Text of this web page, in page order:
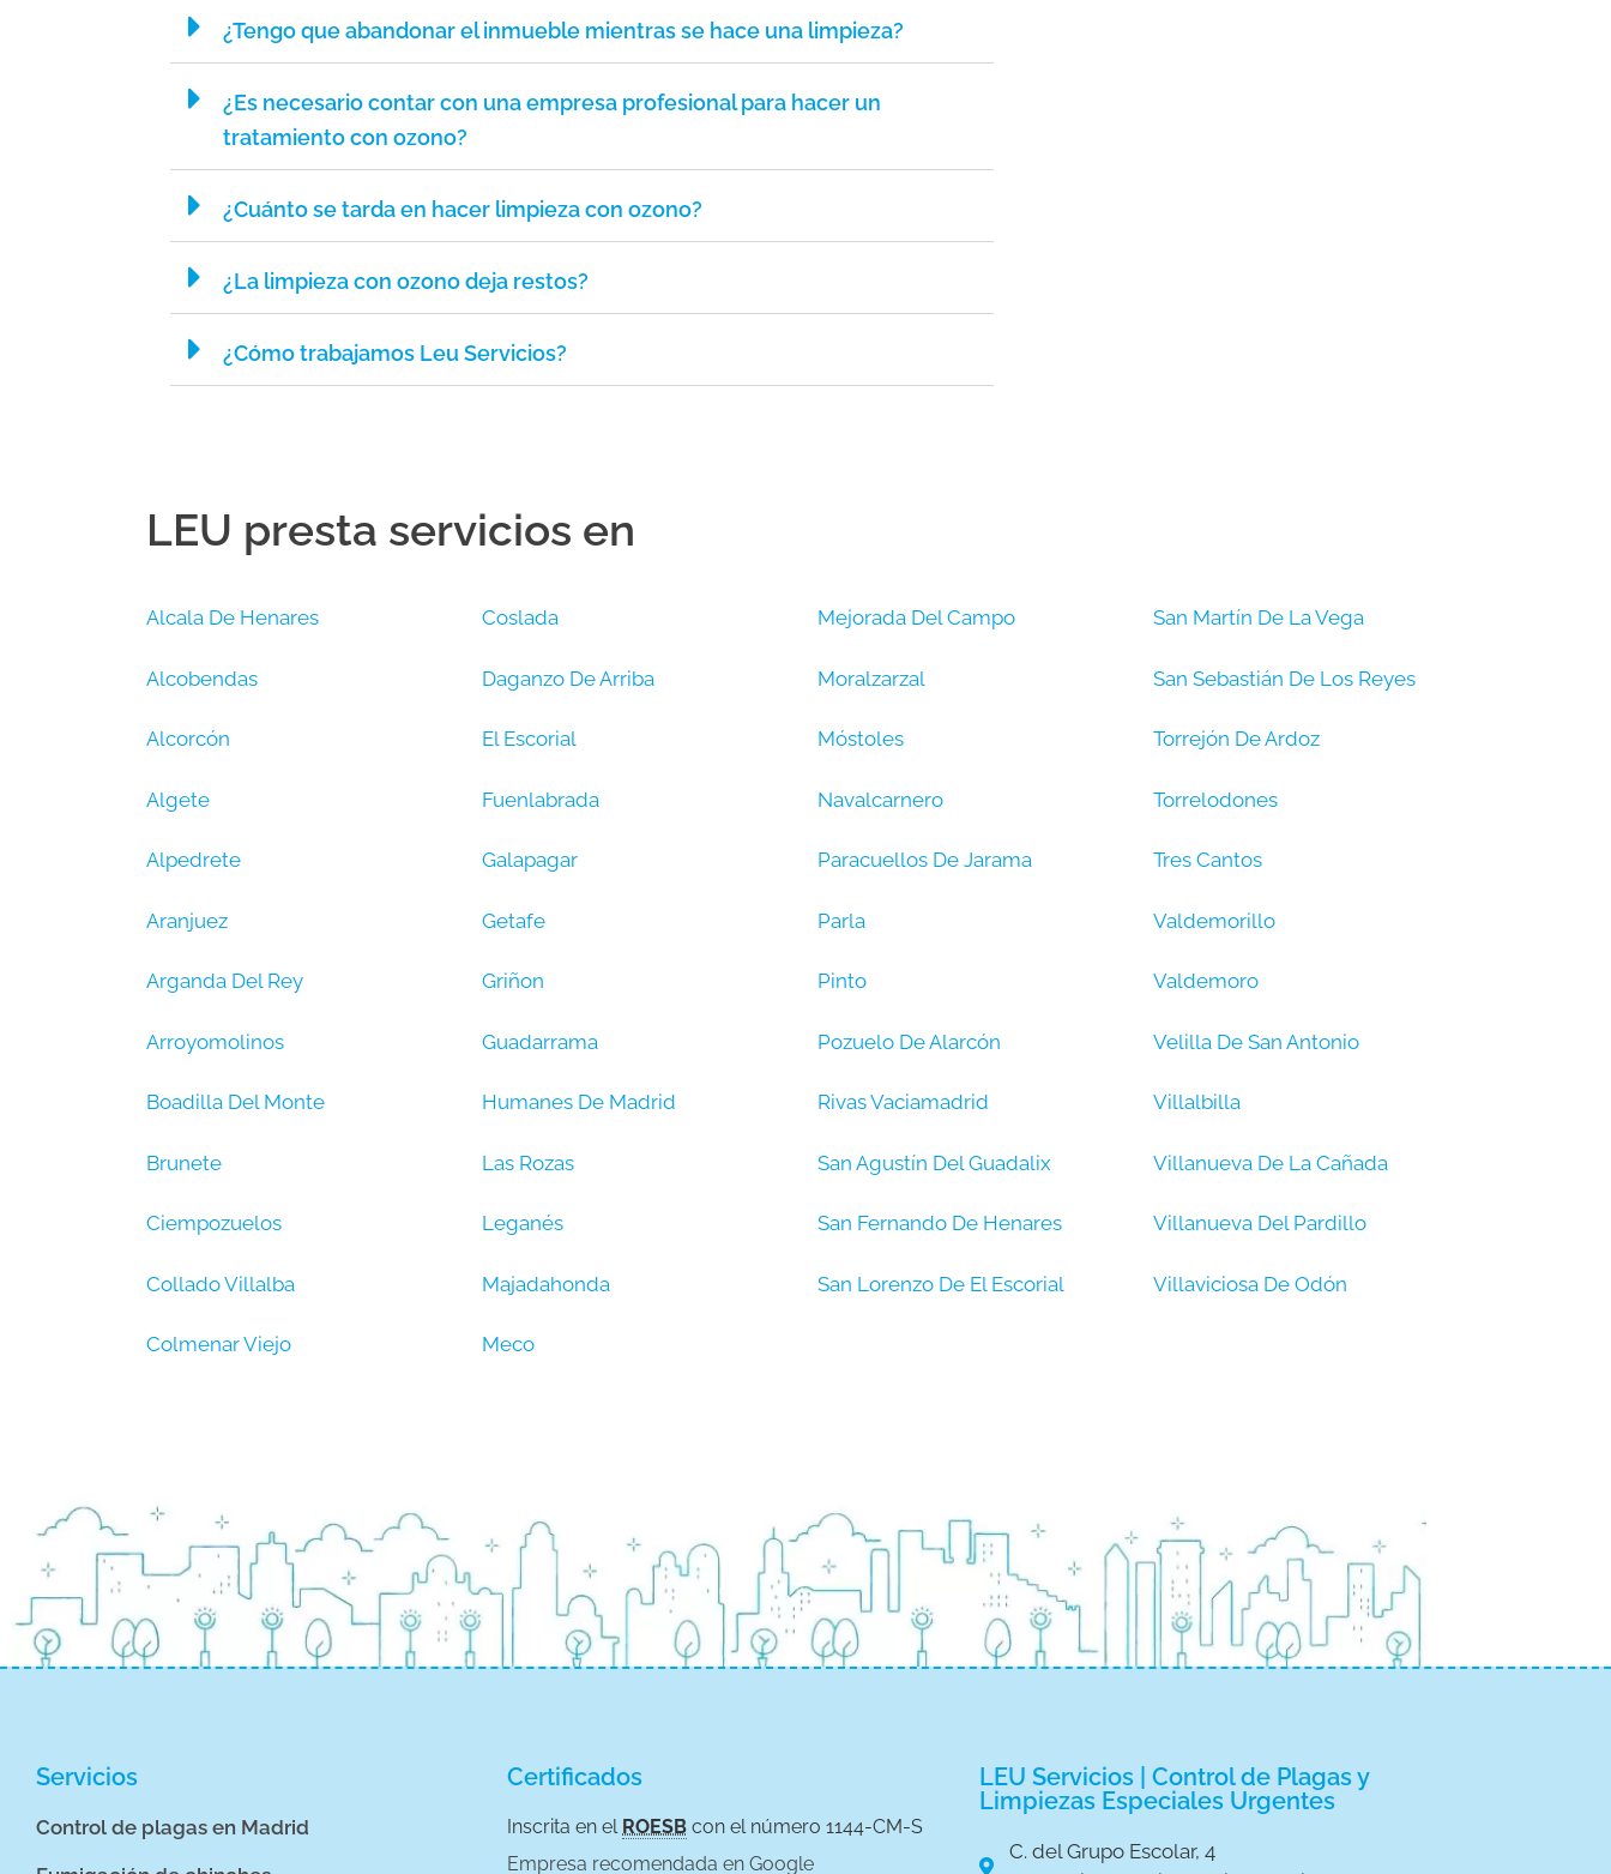
¿Tengo que abandonar el inmueble mientras se hace una limpieza?
¿Es necesario contar con una empresa profesional para hacer un
tratamiento con ozono?
¿Cuánto se tarda en hacer limpieza con ozono?
¿La limpieza con ozono deja restos?
¿Cómo trabajamos Leu Servicios?
LEU presta servicios en
Alcala De Henares
Alcobendas
Alcorcón
Algete
Alpedrete
Aranjuez
Arganda Del Rey
Arroyomolinos
Boadilla Del Monte
Brunete
Ciempozuelos
Collado Villalba
Colmenar Viejo
Coslada
Daganzo De Arriba
El Escorial
Fuenlabrada
Galapagar
Getafe
Griñon
Guadarrama
Humanes De Madrid
Las Rozas
Leganés
Majadahonda
Meco
Mejorada Del Campo
Moralzarzal
Móstoles
Navalcarnero
Paracuellos De Jarama
Parla
Pinto
Pozuelo De Alarcón
Rivas Vaciamadrid
San Agustín Del Guadalix
San Fernando De Henares
San Lorenzo De El Escorial
San Martín De La Vega
San Sebastián De Los Reyes
Torrejón De Ardoz
Torrelodones
Tres Cantos
Valdemorillo
Valdemoro
Velilla De San Antonio
Villalbilla
Villanueva De La Cañada
Villanueva Del Pardillo
Villaviciosa De Odón
Servicios
Control de plagas en Madrid
Certificados
Inscrita en el ROESB con el número 1144-CM-S
Empresa recomendada en Google
LEU Servicios | Control de Plagas y
Limpiezas Especiales Urgentes
C. del Grupo Escolar, 4